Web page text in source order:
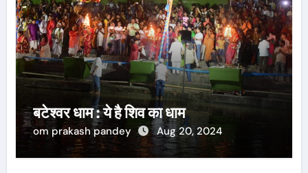
बटेश्वर धाम : ये है शिव का धाम
om prakash pandey Aug 20, 2024